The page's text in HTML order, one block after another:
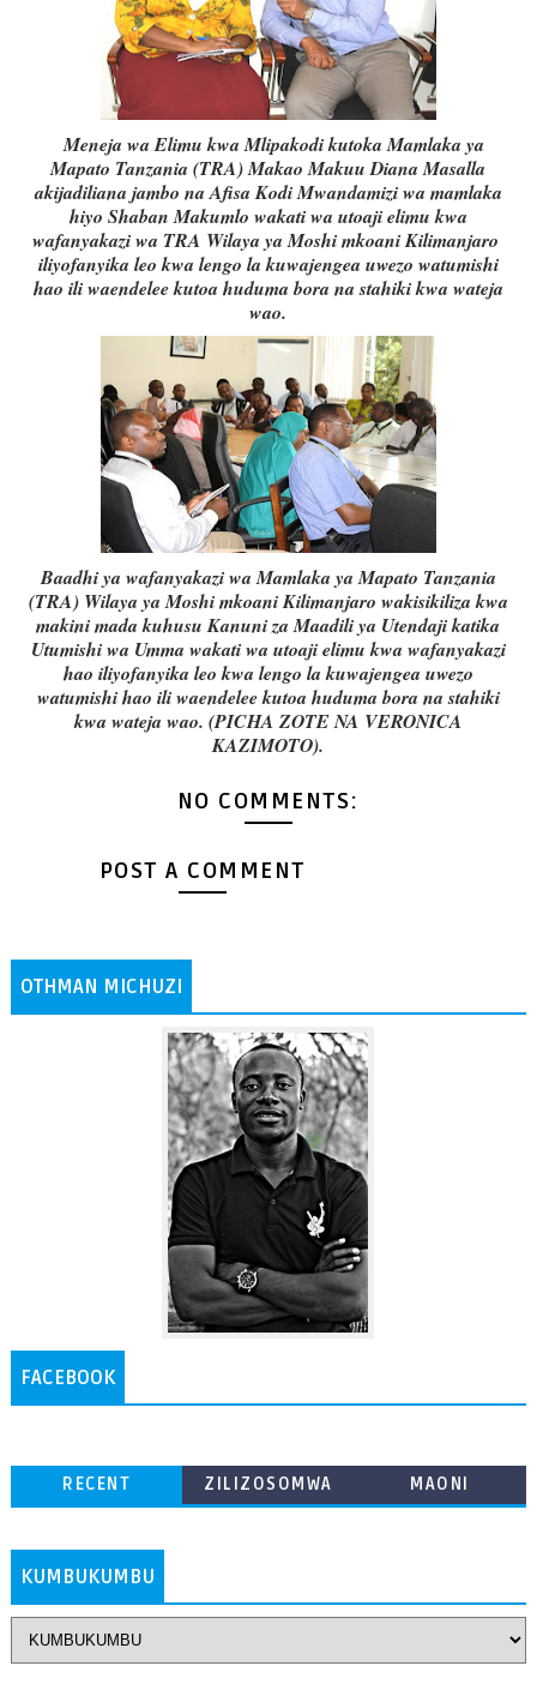
Meneja wa Elimu kwa Mlipakodi kutoka Mamlaka ya
Mapato Tanzania (TRA) Makao Makuu Diana Masalla
akijadiliana jambo na Afisa Kodi Mwandamizi wa mamlaka
hiyo Shaban Makumlo wakati wa utoaji elimu kwa
wafanyakazi wa TRA Wilaya ya Moshi mkoani Kilimanjaro
iliyofanyika leo kwa lengo la kuwajengea uwezo watumishi
hao ili waendelee kutoa huduma bora na stahiki kwa wateja
wao.
Baadhi ya wafanyakazi wa Mamlaka ya Mapato Tanzania
(TRA) Wilaya ya Moshi mkoani Kilimanjaro wakisikiliza kwa
makini mada kuhusu Kanuni za Maadili ya Utendaji katika
Utumishi wa Umma wakati wa utoaji elimu kwa wafanyakazi
hao iliyofanyika leo kwa lengo la kuwajengea uwezo
watumishi hao ili waendelee kutoa huduma bora na stahiki
kwa wateja wao. (PICHA ZOTE NA VERONICA
KAZIMOTO).
NO COMMENTS:
POST A COMMENT
OTHMAN MICHUZI
FACEBOOK
RECENT
ZILIZOSOMWA
MAONI
KUMBUKUMBU